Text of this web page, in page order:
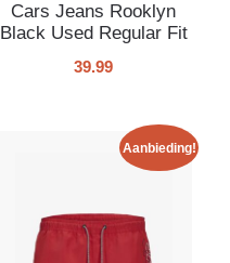
Cars Jeans Rooklyn
Black Used Regular Fit
39.99
Aanbieding!